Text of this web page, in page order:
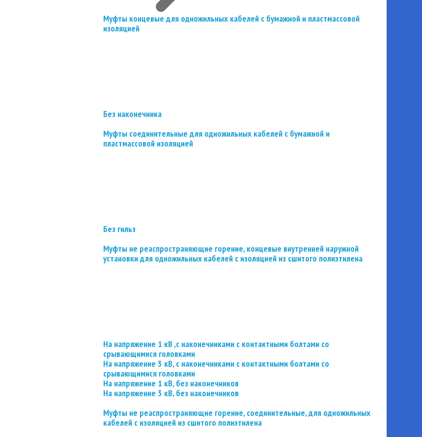
Муфты концевые для одножильных кабелей с бумажной и пластмассовой
изоляцией
Без наконечника
Муфты соединительные для одножильных кабелей с бумажной и
пластмассовой изоляцией
Без гильз
Муфты не реаспространяющие горение, концевые внутренней наружной
установки для одножильных кабелей с изоляцией из сшитого полиэтилена
На напряжение 1 кВ ,с наконечниками с контактными болтами со
срывающимися головками
На напряжение 3 кВ, с наконечниками с контактными болтами со
срывающимися головками
На напряжение 1 кВ, без наконечников
На напряжение 3 кВ, без наконечников
Муфты не реаспространяющие горение, соединительные, для одножильных
кабелей с изоляцией из сшитого полиэтилена